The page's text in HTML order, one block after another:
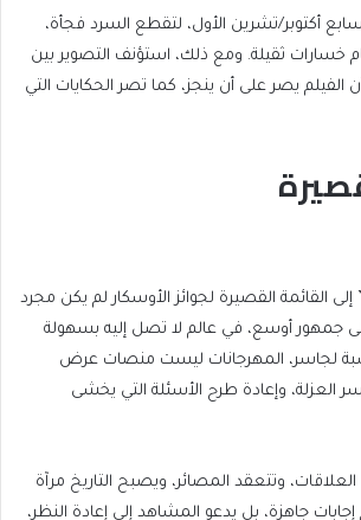
أكتوبر/تشرين الأول، لتقطع السرد فجأة،
خسارات ثقيلة. ومع ذلك، استؤنف التصوير بين
الفيلم يصر على أن ينجز، كما تصر الحكايات التي
“فلسطين 36” إلى القائمة القصيرة لجوائز الأوسكار لم يكن مجرد
جمهور أوسع، في عالم لا تصل إليه بسهولة
لجاسر، المهرجانات ليست منصات عرض
وإعادة طرح الأسئلة التي يخشى
وتتعقد المصائر، ويصبح التاريخ مرآة
إجابات جاهزة، بل يدعو المشاهد إلى إعادة النظر،